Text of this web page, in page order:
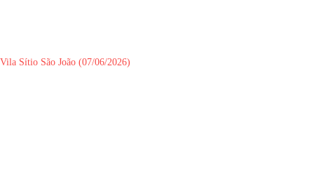
Vila Sítio São João (07/06/2026)